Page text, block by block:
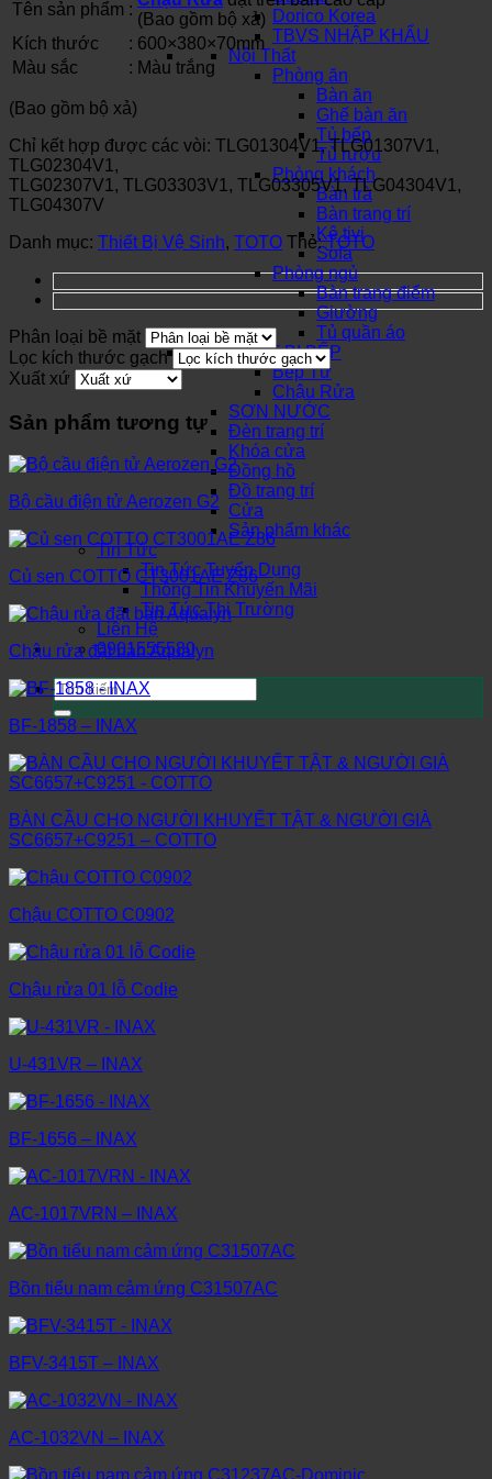
Dorico Korea
TBVS NHẬP KHẨU
Nội Thất
Phòng ăn
Bàn ăn
Ghế bàn ăn
Tủ bếp
Tủ rượu
Phòng khách
Bàn trà
Bàn trang trí
Kệ tivi
Sofa
Phòng ngủ
Bàn trang điểm
Giường
Tủ quần áo
THIẾT BỊ BẾP
Bếp Từ
Chậu Rửa
SƠN NƯỚC
Đèn trang trí
Khóa cửa
Đồng hồ
Đồ trang trí
Cửa
Sản phẩm khác
Tin Tức
Tin Tức Tuyển Dụng
Thông Tin Khuyến Mãi
Tin Tức Thị Trường
Liên Hệ
0901555580
Tìm
kiếm:
Tên sản phẩm :
(Bao gồm bộ xả)
Kích thước
: 600×380×70mm
Màu sắc
: Màu trắng
(Bao gồm bộ xả)
Chỉ kết hợp được các vòi: TLG01304V1, TLG01307V1,
TLG02304V1,
TLG02307V1, TLG03303V1, TLG03305V1, TLG04304V1,
TLG04307V
Danh mục: Thiết Bị Vệ Sinh, TOTO Thẻ:TOTO
Phân loại bề mặt
Lọc kích thước gạch
Xuất xứ
Sản phẩm tương tự
Bộ cầu điện tử Aerozen G2
Củ sen COTTO CT3001AE Z86
Chậu rửa đặt bàn Aqualyn
BF-1858 – INAX
BÀN CẦU CHO NGƯỜI KHUYẾT TẬT & NGƯỜI GIÀ
SC6657+C9251 – COTTO
Chậu COTTO C0902
Chậu rửa 01 lỗ Codie
U-431VR – INAX
BF-1656 – INAX
AC-1017VRN – INAX
Bồn tiểu nam cảm ứng C31507AC
BFV-3415T – INAX
AC-1032VN – INAX